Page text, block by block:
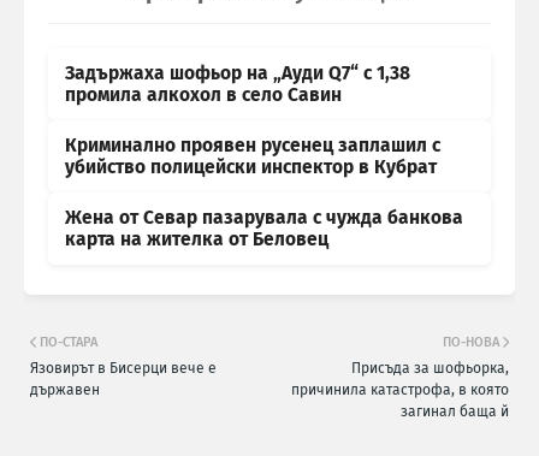
Задържаха шофьор на „Ауди Q7“ с 1,38
промила алкохол в село Савин
Криминално проявен русенец заплашил с
убийство полицейски инспектор в Кубрат
Жена от Севар пазарувала с чужда банкова
карта на жителка от Беловец
ПО-НОВА
Присъда за шофьорка,
причинила катастрофа, в която
загинал баща й
ПО-СТАРА
Язовирът в Бисерци вече е
държавен